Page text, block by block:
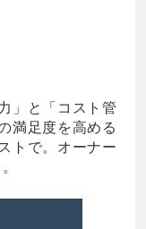
」と「コスト管
満足度を高める
トで。オーナー